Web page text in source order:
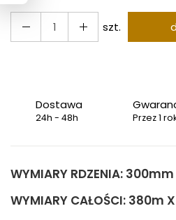
szt.
Dostawa
24h - 48h Przez 1
WYMIARY RDZENIA:
WYMIARY CAŁOŚCI: 380m